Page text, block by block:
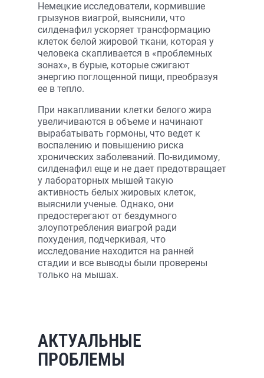
Немецкие исследователи, кормившие
грызунов виагрой, выяснили, что
силденафил ускоряет трансформацию
клеток белой жировой ткани, которая у
человека скапливается в «проблемных
зонах», в бурые, которые сжигают
энергию поглощенной пищи, преобразуя
ее в тепло.
При накапливании клетки белого жира
увеличиваются в объеме и начинают
вырабатывать гормоны, что ведет к
воспалению и повышению риска
хронических заболеваний. По-видимому,
силденафил еще и не дает предотвращает
у лабораторных мышей такую
активность белых жировых клеток,
выяснили ученые. Однако, они
предостерегают от бездумного
злоупотребления виагрой ради
похудения, подчеркивая, что
исследование находится на ранней
стадии и все выводы были проверены
только на мышах.
АКТУАЛЬНЫЕ
ПРОБЛЕМЫ